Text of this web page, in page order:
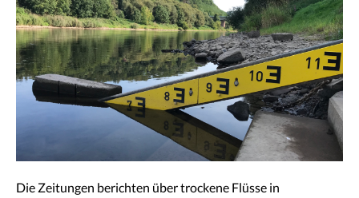
Die Zeitungen berichten über trockene Flüsse in